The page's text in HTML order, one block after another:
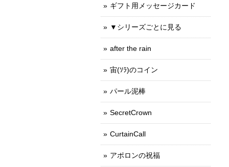
ギフト用メッセージカード
▼シリーズごとに見る
after the rain
宙(ｿﾗ)のコイン
パール泥棒
SecretCrown
CurtainCall
アポロンの祝福